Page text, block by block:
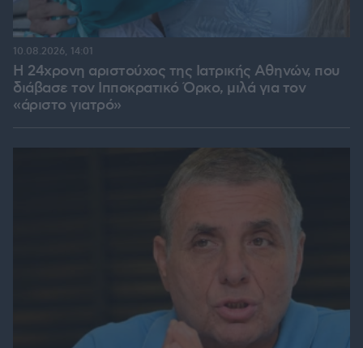
Η 24χρονη αριστούχος της Ιατρικής Αθηνών, που
διάβασε τον Ιπποκρατικό Όρκο, μιλά για τον
«άριστο γιατρό»
10.08.2026, 14:01